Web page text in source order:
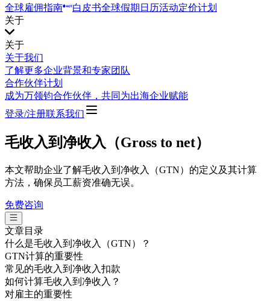
全球雇佣指南
白皮书全球假期日历活动定价计划
关于
关于
关于我们
了解更多企业背景和专家团队
合作伙伴计划
成为万领钧合作伙伴，共同为出海企业赋能
登录/注册联系我们
毛收入到净收入（Gross to net）
本文帮助企业了解毛收入到净收入（GTN）的定义及其计算
方法，确保员工薪资准确无误。
免费咨询
文章目录
什么是毛收入到净收入（GTN）？
GTN计算的重要性
常见的毛收入到净收入扣款
如何计算毛收入到净收入？
对雇主的重要性